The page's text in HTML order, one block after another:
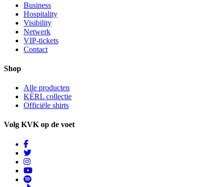
Business
Hospitality
Visibility
Netwerk
VIP-tickets
Contact
Shop
Alle producten
KÈRL collectie
Officiële shirts
Volg KVK op de voet